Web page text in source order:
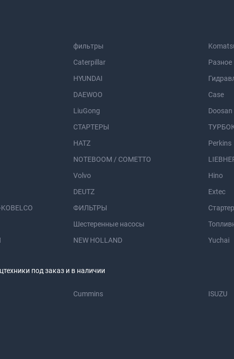
фильтры
Caterpillar Разное
HYUNDAI
DAEWOO Case
LiuGong Doosan
СТАРТЕРЫ
HATZ Perkins
NOTEBOOM / COMETTO
Volvo Hino
DEUTZ Extec
ФИЛЬТРЫ
Шестеренные насосы
NEW HOLLAND Yuchai
под заказ и в наличии
Cummins ISUZU